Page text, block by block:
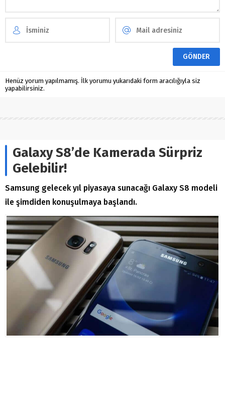
Henüz yorum yapılmamış. İlk yorumu yukarıdaki form aracılığıyla siz
yapabilirsiniz.
Galaxy S8’de Kamerada Sürpriz
Gelebilir!
Samsung gelecek yıl piyasaya sunacağı Galaxy S8 modeli
ile şimdiden konuşulmaya başlandı.